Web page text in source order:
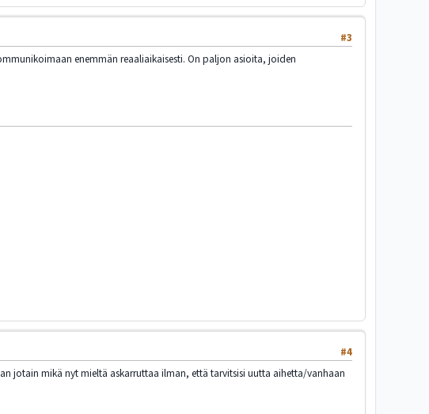
#3
enemmän reaaliaikaisesti. On paljon asioita, joiden
#4
jotain mikä nyt mieltä askarruttaa ilman, että tarvitsisi uutta aihetta/vanhaan